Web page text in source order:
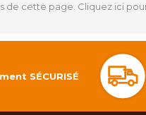
de cette page. Cliquez ici
SÉCURISÉ